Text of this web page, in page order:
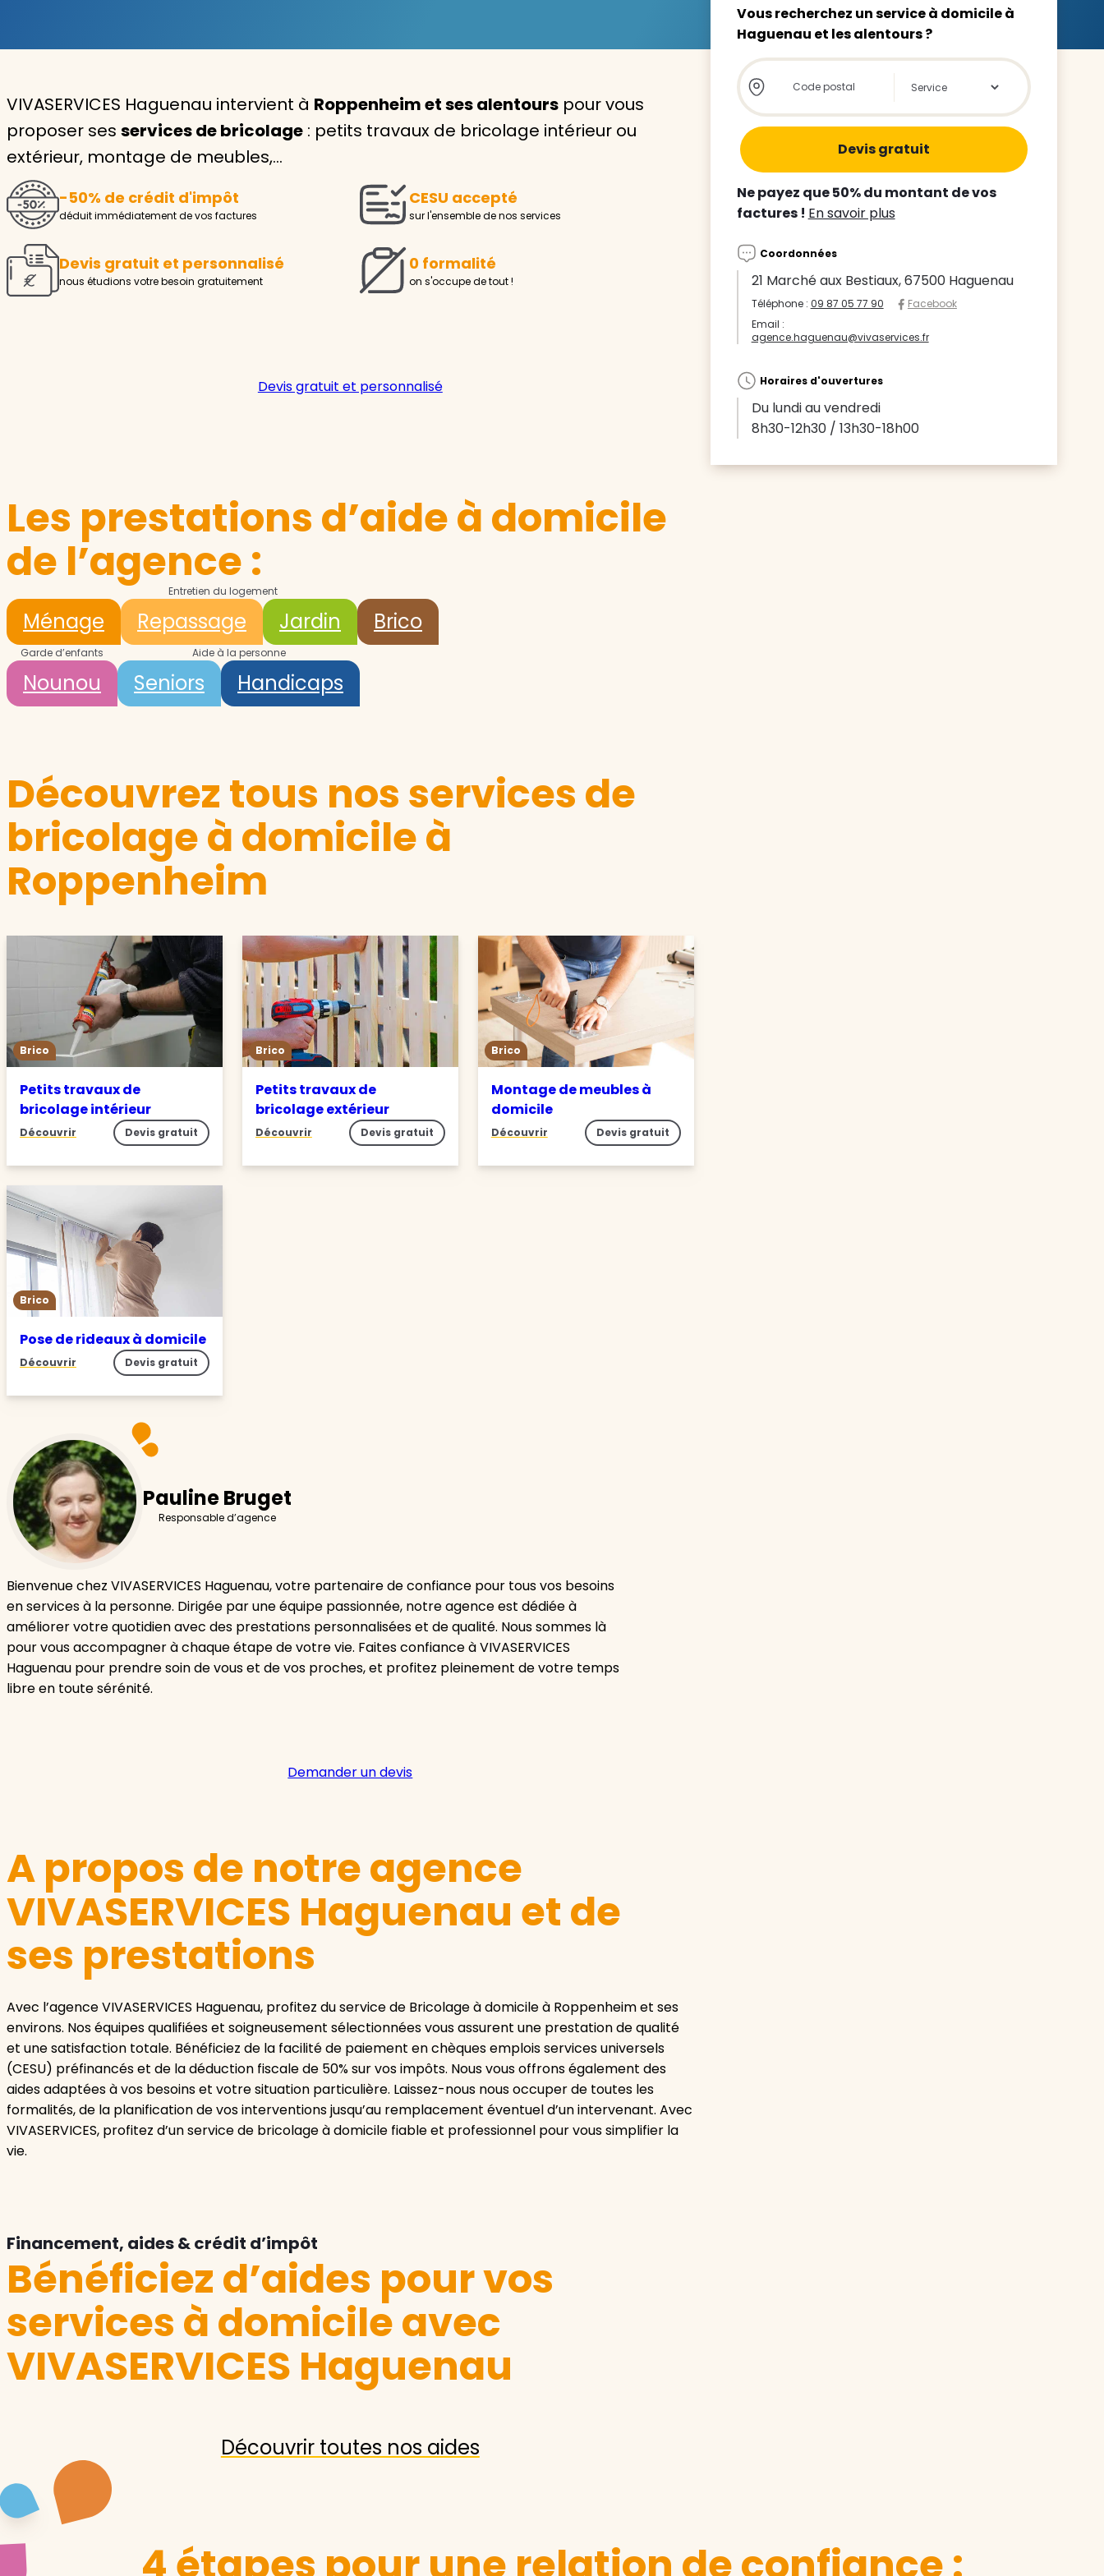
Aide à la personne
Seniors
Handicaps
Voir tous les services
Avec VIVASERVICES, trouvez le
service à domicile qui vous
Pour l’entretien de votre logement, la garde de votre enfant
ou l’accompagnement d’un parent, nos intervenants à
Demander un devis gratuit
Trouver mon agence
VIVASERVICES Haguenau intervient à Roppenheim et ses alentours pour vous
proposer ses services de bricolage : petits travaux de bricolage intérieur ou
extérieur, montage de meubles,…
-50% de crédit d'impôt
déduit immédiatement de vos factures
CESU accepté
sur l'ensemble de nos services
Devis gratuit et personnalisé
nous étudions votre besoin gratuitement
0 formalité
on s'occupe de tout !
Devis gratuit et personnalisé
Les prestations d’aide à domicile
de l’agence :
Entretien du logement
Ménage Repassage Jardin Brico
Garde d’enfants
Nounou
Aide à la personne
Seniors Handicaps
Découvrez tous nos services de
bricolage à domicile à
Roppenheim
Brico
Petits travaux de
bricolage intérieur
Découvrir Devis gratuit
Brico
Petits travaux de
bricolage extérieur
Découvrir Devis gratuit
Brico
Montage de meubles à
domicile
Découvrir Devis gratuit
Brico
Pose de rideaux à domicile
Découvrir Devis gratuit
Pauline Bruget
Responsable d’agence
Bienvenue chez VIVASERVICES Haguenau, votre partenaire de confiance pour tous vos besoins
en services à la personne. Dirigée par une équipe passionnée, notre agence est dédiée à
améliorer votre quotidien avec des prestations personnalisées et de qualité. Nous sommes là
pour vous accompagner à chaque étape de votre vie. Faites confiance à VIVASERVICES
Haguenau pour prendre soin de vous et de vos proches, et profitez pleinement de votre temps
libre en toute sérénité.
Demander un devis
A propos de notre agence
VIVASERVICES Haguenau et de
ses prestations
Avec l’agence VIVASERVICES Haguenau, profitez du service de Bricolage à domicile à Roppenheim et ses
environs. Nos équipes qualifiées et soigneusement sélectionnées vous assurent une prestation de qualité
et une satisfaction totale. Bénéficiez de la facilité de paiement en chèques emplois services universels
(CESU) préfinancés et de la déduction fiscale de 50% sur vos impôts. Nous vous offrons également des
aides adaptées à vos besoins et votre situation particulière. Laissez-nous nous occuper de toutes les
formalités, de la planification de vos interventions jusqu’au remplacement éventuel d’un intervenant. Avec
VIVASERVICES, profitez d’un service de bricolage à domicile fiable et professionnel pour vous simplifier la
vie.
Financement, aides & crédit d’impôt
Bénéficiez d’aides pour vos
services à domicile avec
VIVASERVICES Haguenau
Découvrir toutes nos aides
Vous recherchez un service à domicile à
Haguenau et les alentours ?
Store locator global - Autocompletion
Rechercher
Ne payez que 50% du montant de vos
factures ! En savoir plus
Coordonnées
21 Marché aux Bestiaux, 67500 Haguenau
Téléphone : 09 87 05 77 90
Facebook
Email :
agence.haguenau@vivaservices.fr
Horaires d'ouvertures
Du lundi au vendredi
8h30-12h30 / 13h30-18h00